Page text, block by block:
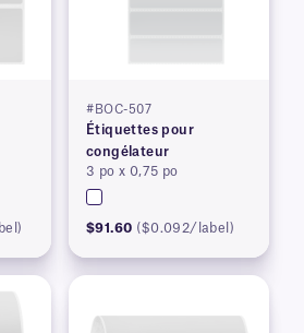
#BOC-507
Étiquettes pour
congélateur
3 po x 0,75 po
$91.60 ($0.092/label)